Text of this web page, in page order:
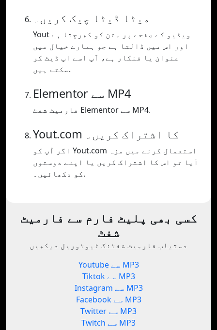
میٹا ڈیٹا چیک کریں۔
Yout ویڈیو کے صفحے پر متن کو کھرچتا ہے
اور اس میں ڈالتا ہے جو ہمارے خیال میں
عنوان یا فنکار ہے، آپ اسے اپ ڈیٹ کر
سکتے ہیں.
Elementor سے MP4
فارمیٹ شفٹ Elementor سے MP4.
Yout.com کا اشتراک کریں۔
اگر آپ کو Yout.com استعمال کرنے میں مزہ
آیا تو اس کا اشتراک کریں یا اپنے دوستوں
کو دکھائیں۔.
کسی بھی پلیٹ فارم سے فارمیٹ
شفٹ
دستیاب فارمیٹ شفٹنگ ٹیوٹوریل دیکھیں
Youtube سے MP3
Tiktok سے MP3
Instagram سے MP3
Facebook سے MP3
Twitter سے MP3
Twitch سے MP3